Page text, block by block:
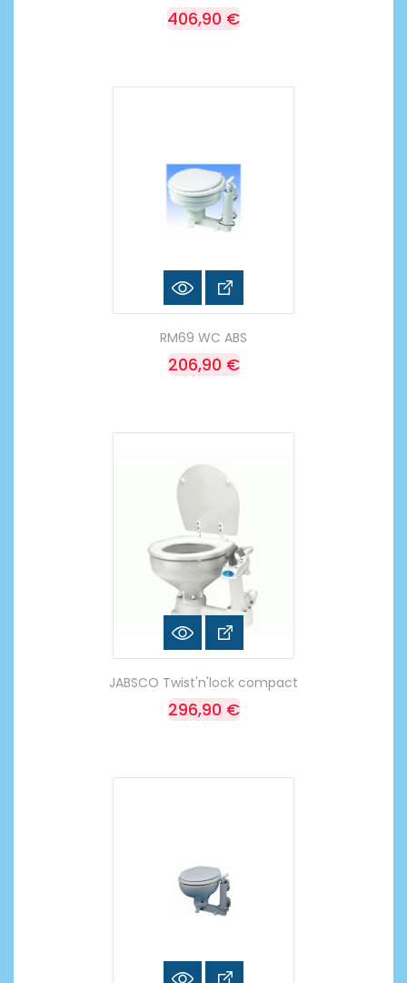
406,90 €
RM69 WC ABS
206,90 €
JABSCO Twist'n'lock compact
296,90 €